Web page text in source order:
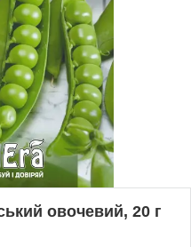
овочевий, 20 г